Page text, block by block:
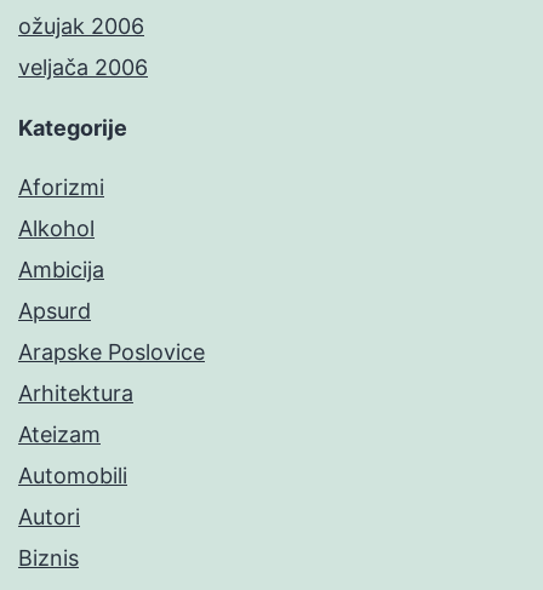
ožujak 2006
veljača 2006
Kategorije
Aforizmi
Alkohol
Ambicija
Apsurd
Arapske Poslovice
Arhitektura
Ateizam
Automobili
Autori
Biznis